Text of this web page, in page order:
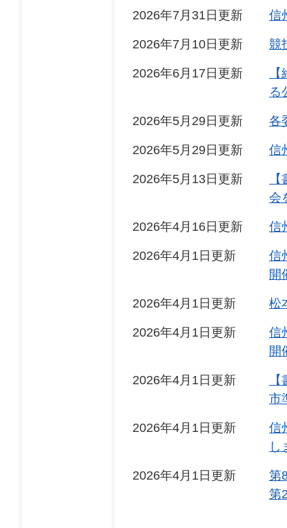
2026年7月31日更新 信
2026年7月10日更新 競
2026年6月17日更新
る
2026年5月29日更新 各
2026年5月29日更新 信
2026年5月13日更新
会
2026年4月16日更新 信
2026年4月1日更新
信
開
2026年4月1日更新 松
2026年4月1日更新
信
開
2026年4月1日更新
市
2026年4月1日更新
信
し
2026年4月1日更新
第
第